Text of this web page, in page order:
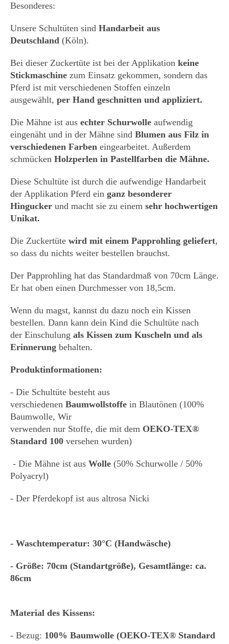
Besonderes:
Unsere Schultüten sind Handarbeit aus
Deutschland (Köln).
Bei dieser Zuckertüte ist bei der Applikation keine
Stickmaschine zum Einsatz gekommen, sondern das
Pferd ist mit verschiedenen Stoffen einzeln
ausgewählt, per Hand geschnitten und appliziert.
Die Mähne ist aus echter Schurwolle aufwendig
eingenäht und in der Mähne sind Blumen aus Filz in
verschiedenen Farben eingearbeitet. Außerdem
schmücken Holzperlen in Pastellfarben die Mähne.
Diese Schultüte ist durch die aufwendige Handarbeit
der Applikation Pferd ein ganz besonderer
Hingucker und macht sie zu einem sehr hochwertigen
Unikat.
Die Zuckertüte wird mit einem Papprohling geliefert,
so dass du nichts weiter bestellen brauchst.
Der Papprohling hat das Standardmaß von 70cm Länge.
Er hat oben einen Durchmesser von 18,5cm.
Wenn du magst, kannst du dazu noch ein Kissen
bestellen. Dann kann dein Kind die Schultüte nach
der Einschulung als Kissen zum Kuscheln und als
Erinnerung behalten.
Produktinformationen:
- Die Schultüte besteht aus
verschiedenen Baumwollstoffe in Blautönen (100%
Baumwolle, Wir
verwenden nur Stoffe, die mit dem OEKO-TEX®
Standard 100 versehen wurden)
- Die Mähne ist aus Wolle (50% Schurwolle / 50%
Polyacryl)
- Der Pferdekopf ist aus altrosa Nicki
- Waschtemperatur: 30°C (Handwäsche)
- Größe: 70cm (Standartgröße), Gesamtlänge: ca.
86cm
Material des Kissens:
- Bezug: 100% Baumwolle (OEKO-TEX® Standard